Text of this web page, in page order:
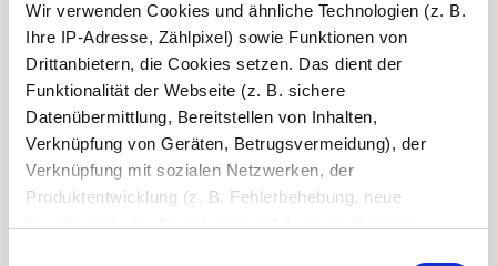
Wir verwenden Cookies und ähnliche Technologien (z. B.
Ihre IP-Adresse, Zählpixel) sowie Funktionen von
Drittanbietern, die Cookies setzen. Das dient der
Funktionalität der Webseite (z. B. sichere
Datenübermittlung, Bereitstellen von Inhalten,
Verknüpfung von Geräten, Betrugsvermeidung), der
Verknüpfung mit sozialen Netzwerken, der
Produktentwicklung (z. B. Fehlerbehebung, neue
Facette
Schminkspiegel
Bluetooth Lautsprecher